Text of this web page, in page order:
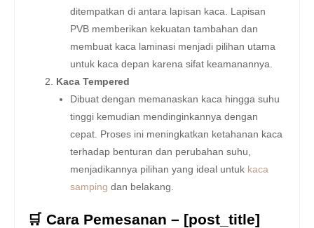
ditempatkan di antara lapisan kaca. Lapisan
PVB memberikan kekuatan tambahan dan
membuat kaca laminasi menjadi pilihan utama
untuk kaca depan karena sifat keamanannya.
Kaca Tempered
Dibuat dengan memanaskan kaca hingga suhu
tinggi kemudian mendinginkannya dengan
cepat. Proses ini meningkatkan ketahanan kaca
terhadap benturan dan perubahan suhu,
menjadikannya pilihan yang ideal untuk kaca
samping dan belakang.
🛒 Cara Pemesanan – [post_title]